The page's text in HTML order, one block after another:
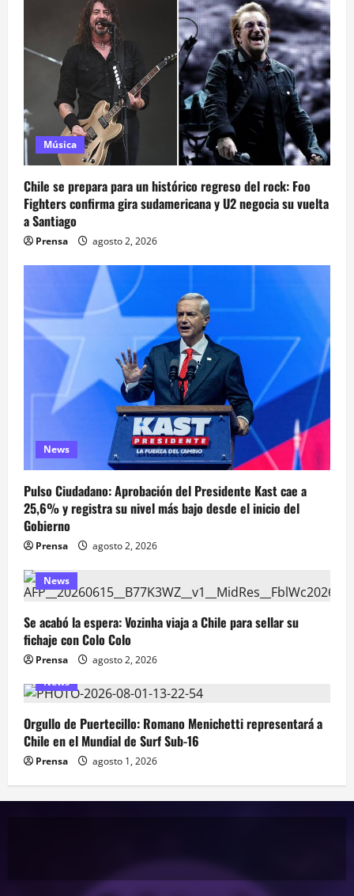
Música
Chile se prepara para un histórico regreso del rock: Foo
Fighters confirma gira sudamericana y U2 negocia su vuelta
a Santiago
Prensa agosto 2, 2026
News
Pulso Ciudadano: Aprobación del Presidente Kast cae a
25,6% y registra su nivel más bajo desde el inicio del
Gobierno
Prensa agosto 2, 2026
News
Se acabó la espera: Vozinha viaja a Chile para sellar su
fichaje con Colo Colo
Prensa
agosto 2, 2026
News
Orgullo de Puertecillo: Romano Menichetti representará a
Chile en el Mundial de Surf Sub-16
Prensa agosto 1, 2026